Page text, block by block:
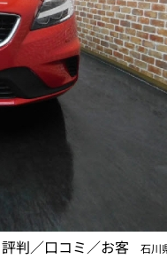
判／口コミ／お客
石川